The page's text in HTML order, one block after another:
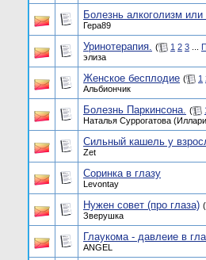
Болезнь алкоголизм или
Гера89
Уринотерапия. ( 1 2 3
элиза
Женское бесплодие ( 1
Альбиончик
Болезнь Паркинсона. (
Наталья Суррогатова
Сильный кашель у
Zet
Соринка в глазу
Levontay
Нужен совет (про глаза) (
Зверушка
Глаукома - давлеие в
ANGEL